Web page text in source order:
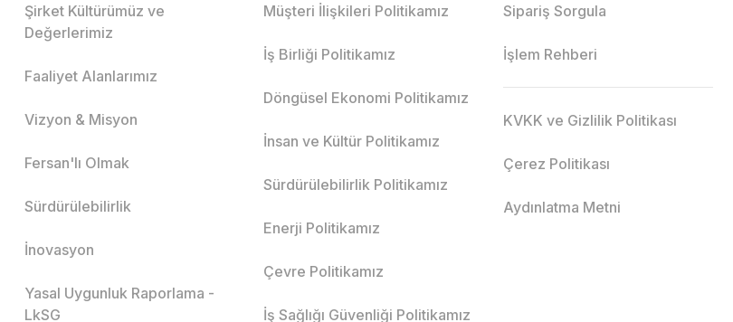
Şirket Kültürümüz ve
Değerlerimiz
Faaliyet Alanlarımız
Vizyon & Misyon
Fersan'lı Olmak
Sürdürülebilirlik
İnovasyon
Yasal Uygunluk Raporlama -
LkSG
Müşteri İlişkileri Politikamız
İş Birliği Politikamız
Döngüsel Ekonomi Politikamız
İnsan ve Kültür Politikamız
Sürdürülebilirlik Politikamız
Enerji Politikamız
Çevre Politikamız
İş Sağlığı Güvenliği Politikamız
Sipariş Sorgula
İşlem Rehberi
KVKK ve Gizlilik Politikası
Çerez Politikası
Aydınlatma Metni